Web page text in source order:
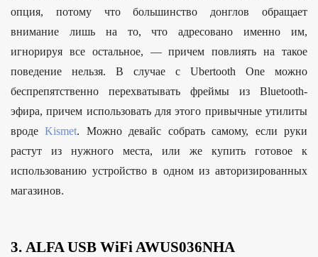
опция, потому что большинство донглов обращает
внимание лишь на то, что адресовано именно им,
игнорируя все остальное, — причем повлиять на такое
поведение нельзя. В случае с Ubertooth One можно
беспрепятственно перехватывать фреймы из Bluetooth-
эфира, причем использовать для этого привычные утилиты
вродеKismet. Можно девайс собрать самому, если руки
растут из нужного места, или же купить готовое к
использованию устройство в одном из авторизированных
магазинов.
3. ALFA USB WiFi AWUS036NHA